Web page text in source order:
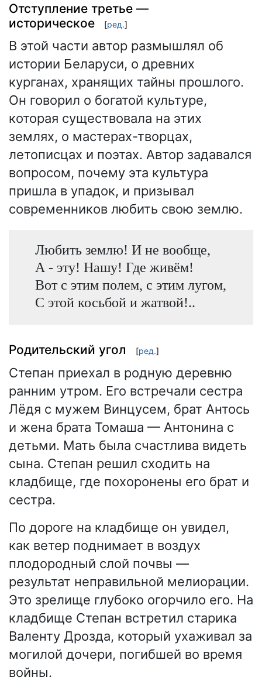
Отступление третье —
историческое
[ред.]
В этой части автор размышлял об
истории Беларуси, о древних
курганах, хранящих тайны прошлого.
Он говорил о богатой культуре,
которая существовала на этих
землях, о мастерах-творцах,
летописцах и поэтах. Автор задавался
вопросом, почему эта культура
пришла в упадок, и призывал
современников любить свою землю.
Любить землю! И не вообще,
А - эту! Нашу! Где живём!
Вот с этим полем, с этим лугом,
С этой косьбой и жатвой!..
Родительский угол [ред.]
Степан приехал в родную деревню
ранним утром. Его встречали сестра
Лёдя с мужем Винцусем, брат Антось
и жена брата Томаша — Антонина с
детьми. Мать была счастлива видеть
сына. Степан решил сходить на
кладбище, где похоронены его брат и
сестра.
По дороге на кладбище он увидел,
как ветер поднимает в воздух
плодородный слой почвы —
результат неправильной мелиорации.
Это зрелище глубоко огорчило его. На
кладбище Степан встретил старика
Валенту Дрозда, который ухаживал за
могилой дочери, погибшей во время
войны.